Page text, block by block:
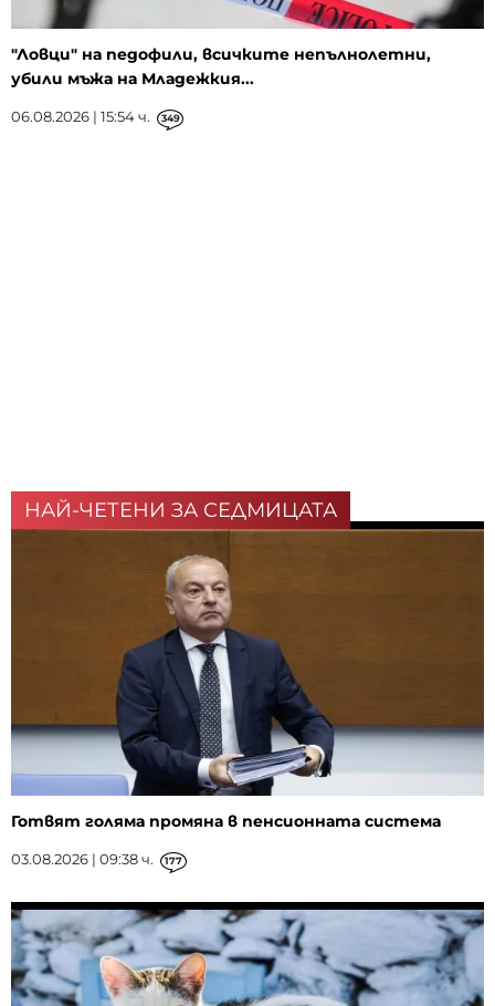
"Ловци" на педофили, всичките непълнолетни,
убили мъжа на Младежкия...
06.08.2026 | 15:54 ч. 349
НАЙ-ЧЕТЕНИ ЗА СЕДМИЦАТА
Готвят голяма промяна в пенсионната система
03.08.2026 | 09:38 ч. 177